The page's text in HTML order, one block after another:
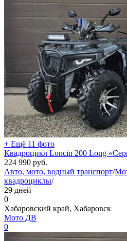
+ Ещё 11 фото
Квадроцикл Loncin 200 Long
224 990 руб.
Авто, мото, водный транспорт/
квадроциклы/
29 дней
0
Хабаровский край, Хабаровск
Мото ДВ
0